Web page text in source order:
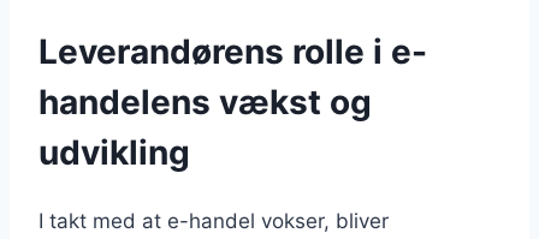
Leverandørens rolle i e-
handelens vækst og
udvikling
I takt med at e-handel vokser, bliver